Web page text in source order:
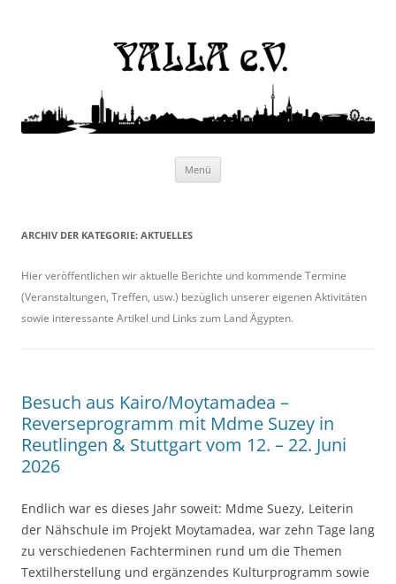
Menü
ARCHIV DER KATEGORIE: AKTUELLES
Hier veröffentlichen wir aktuelle Berichte und kommende Termine
(Veranstaltungen, Treffen, usw.) bezüglich unserer eigenen Aktivitäten
sowie interessante Artikel und Links zum Land Ägypten.
Besuch aus Kairo/Moytamadea –
Reverseprogramm mit Mdme Suzey in
Reutlingen & Stuttgart vom 12. – 22. Juni
2026
Endlich war es dieses Jahr soweit: Mdme Suezy, Leiterin
der Nähschule im Projekt Moytamadea, war zehn Tage lang
zu verschiedenen Fachterminen rund um die Themen
Textilherstellung und ergänzendes Kulturprogramm sowie